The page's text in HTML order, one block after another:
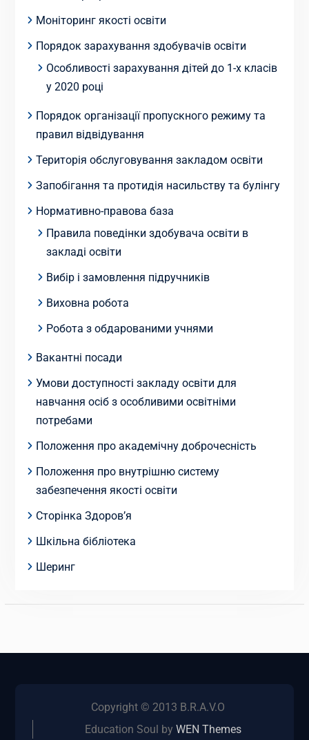
Моніторинг якості освіти
Порядок зарахування здобувачів освіти
Особливості зарахування дітей до 1-х класів
у 2020 році
Порядок організації пропускного режиму та
правил відвідування
Територія обслуговування закладом освіти
Запобігання та протидія насильству та булінгу
Нормативно-правова база
Правила поведінки здобувача освіти в
закладі освіти
Вибір і замовлення підручників
Виховна робота
Робота з обдарованими учнями
Вакантні посади
Умови доступності закладу освіти для
навчання осіб з особливими освітніми
потребами
Положення про академічну доброчесність
Положення про внутрішню систему
забезпечення якості освіти
Сторінка Здоров’я
Шкільна бібліотека
Шеринг
Copyright © 2013 B.R.A.V.O
Education Soul byWEN Themes